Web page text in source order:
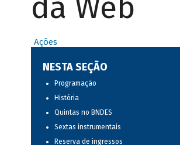
da Web
Ações
NESTA SEÇÃO
Programação
História
Quintas no BNDES
Sextas instrumentais
Reserva de ingressos